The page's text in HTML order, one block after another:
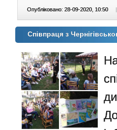
Опубліковано: 28-09-2020, 10:50 |
Співпраця з